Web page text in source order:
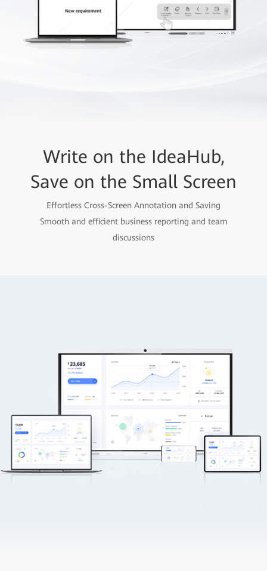
Write on the IdeaHub,
Save on the Small Screen
Effortless Cross-Screen Annotation and Saving
Smooth and efficient business reporting and team
discussions